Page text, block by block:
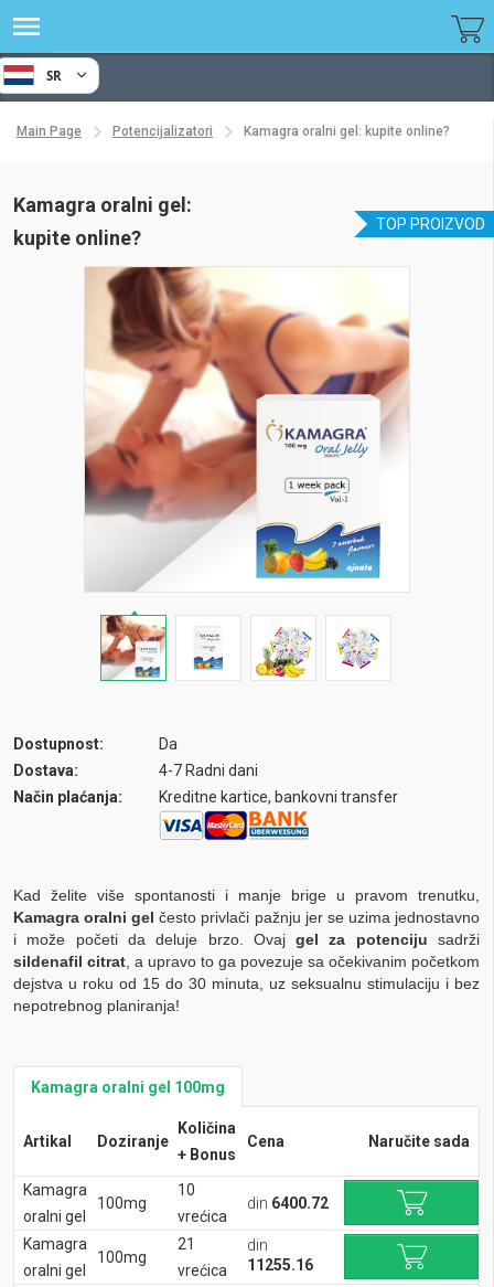
SR
Main Page Potencijalizatori Kamagra oralni gel: kupite online?
Kamagra oralni gel:
kupite online?
Dostupnost:
Da
Dostava:
4-7 Radni dani
Način plaćanja:
Kreditne kartice, bankovni transfer
Kad želite više spontanosti i manje brige u pravom trenutku,
Kamagra oralni gel često privlači pažnju jer se uzima jednostavno
i može početi da deluje brzo. Ovajgel za potenciju sadrži
sildenafil citrat , a upravo to ga povezuje sa očekivanim početkom
dejstva u roku od 15 do 30 minuta, uz seksualnu stimulaciju i bez
nepotrebnog planiranja!
Kamagra oralni gel 100mg
Artikal Doziranje
Količina
+ Bonus
Cena Naručite sada
Kamagra
oralni gel
100mg
10
vrećica
din 6400.72
Kamagra
oralni gel
100mg
21
vrećica
din
11255.16
TOP PROIZVOD